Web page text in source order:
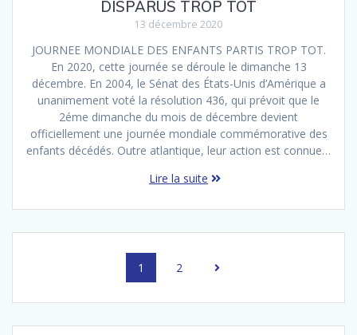
DISPARUS TROP TOT
13 décembre 2020
JOURNEE MONDIALE DES ENFANTS PARTIS TROP TOT.
En 2020, cette journée se déroule le dimanche 13
décembre. En 2004, le Sénat des États-Unis d’Amérique a
unanimement voté la résolution 436, qui prévoit que le
2éme dimanche du mois de décembre devient
officiellement une journée mondiale commémorative des
enfants décédés. Outre atlantique, leur action est connue…
Lire la suite
Navigation
Page
1 Page
2